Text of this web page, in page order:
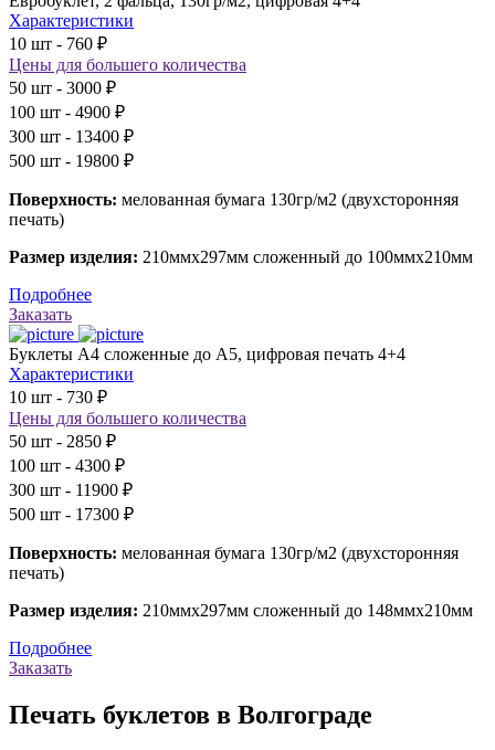
Характеристики
10 шт - 760 ₽
Цены для большего количества
50 шт - 3000 ₽
100 шт - 4900 ₽
300 шт - 13400 ₽
500 шт - 19800 ₽
Поверхность: мелованная бумага 130гр/м2 (двухсторонняя
печать)
Размер изделия: 210ммх297мм сложенный до 100ммх210мм
Подробнее
Заказать
Буклеты А4 сложенные до А5, цифровая печать 4+4
Характеристики
10 шт - 730 ₽
Цены для большего количества
50 шт - 2850 ₽
100 шт - 4300 ₽
300 шт - 11900 ₽
500 шт - 17300 ₽
Поверхность: мелованная бумага 130гр/м2 (двухсторонняя
печать)
Размер изделия: 210ммх297мм сложенный до 148ммх210мм
Подробнее
Заказать
Печать буклетов в Волгограде